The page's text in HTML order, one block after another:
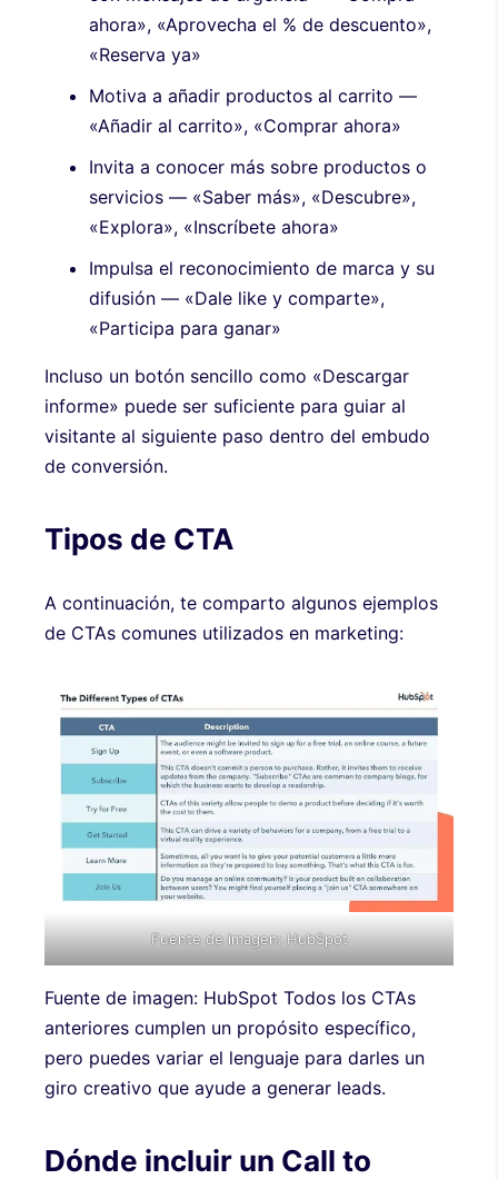
ahora», «Aprovecha el % de descuento»,
«Reserva ya»
Motiva a añadir productos al carrito —
«Añadir al carrito», «Comprar ahora»
Invita a conocer más sobre productos o
servicios — «Saber más», «Descubre»,
«Explora», «Inscríbete ahora»
Impulsa el reconocimiento de marca y su
difusión — «Dale like y comparte»,
«Participa para ganar»
Incluso un botón sencillo como «Descargar
informe» puede ser suficiente para guiar al
visitante al siguiente paso dentro del embudo
de conversión.
Tipos de CTA
A continuación, te comparto algunos ejemplos
de CTAs comunes utilizados en marketing:
Fuente de imagen: HubSpot
Fuente de imagen: HubSpot Todos los CTAs
anteriores cumplen un propósito específico,
pero puedes variar el lenguaje para darles un
giro creativo que ayude a generar leads.
Dónde incluir un Call to